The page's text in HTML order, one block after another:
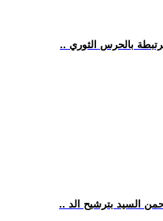
بالحرس الثوري
السيد بترشيح الد